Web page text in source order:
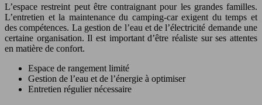
L’espace restreint peut être contraignant pour les grandes familles.
L’entretien et la maintenance du camping-car exigent du temps et
des compétences. La gestion de l’eau et de l’électricité demande une
certaine organisation. Il est important d’être réaliste sur ses attentes
en matière de confort.
Espace de rangement limité
Gestion de l’eau et de l’énergie à optimiser
Entretien régulier nécessaire